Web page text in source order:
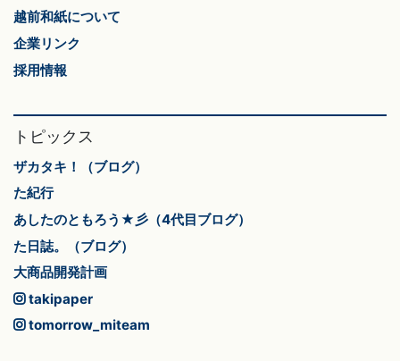
越前和紙について
企業リンク
採用情報
トピックス
ザカタキ！（ブログ）
た紀行
あしたのともろう★彡（4代目ブログ）
た日誌。（ブログ）
大商品開発計画
takipaper
tomorrow_miteam